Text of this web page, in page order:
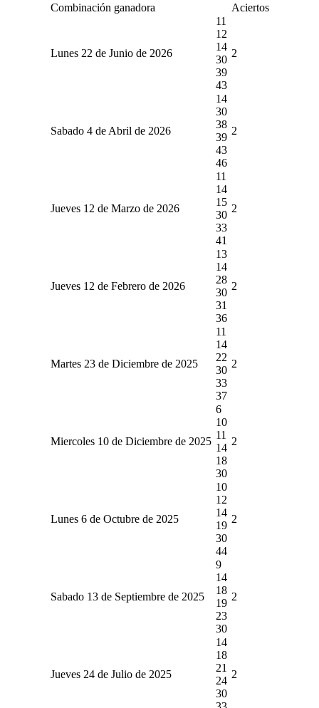
Combinación ganadora Aciertos
Lunes 22 de Junio de 2026
11
12
14
30
39
43
2
Sabado 4 de Abril de 2026
14
30
38
39
43
46
2
Jueves 12 de Marzo de 2026
11
14
15
30
33
41
2
Jueves 12 de Febrero de 2026
13
14
28
30
31
36
2
Martes 23 de Diciembre de 2025
11
14
22
30
33
37
2
Miercoles 10 de Diciembre de 2025
6
10
11
14
18
30
2
Lunes 6 de Octubre de 2025
10
12
14
19
30
44
2
Sabado 13 de Septiembre de 2025
9
14
18
19
23
30
2
Jueves 24 de Julio de 2025
14
18
21
24
30
2